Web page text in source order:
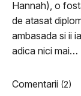
Hannah), o
de atasat
ambasada si ii
adica nici mai…
Comentarii (2)